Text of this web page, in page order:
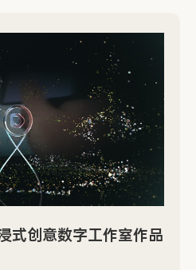
创意数字工作室作品